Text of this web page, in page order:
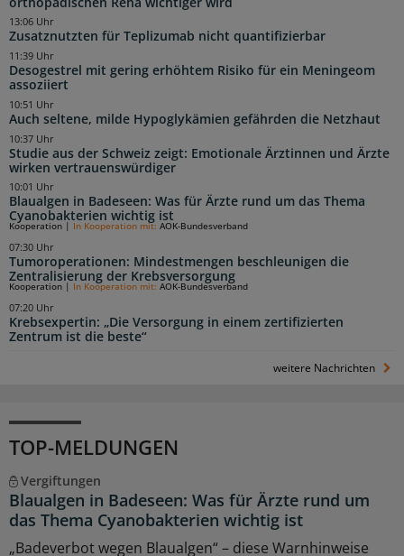
Zusatznutzten für Teplizumab nicht quantifizierbar
13:06 Uhr
Desogestrel mit gering erhöhtem Risiko für ein Meningeom
assoziiert
11:39 Uhr
Auch seltene, milde Hypoglykämien gefährden die Netzhaut
10:51 Uhr
Studie aus der Schweiz zeigt: Emotionale Ärztinnen und Ärzte
wirken vertrauenswürdiger
10:37 Uhr
Blaualgen in Badeseen: Was für Ärzte rund um das Thema
Cyanobakterien wichtig ist
10:01 Uhr
Tumoroperationen: Mindestmengen beschleunigen die
Zentralisierung der Krebsversorgung
Kooperation | In Kooperation mit: AOK-Bundesverband
07:30 Uhr
Krebsexpertin: „Die Versorgung in einem zertifizierten
Zentrum ist die beste“
Kooperation | In Kooperation mit: AOK-Bundesverband
07:20 Uhr
weitere Nachrichten
TOP-MELDUNGEN
Vergiftungen
Blaualgen in Badeseen: Was für Ärzte rund um
das Thema Cyanobakterien wichtig ist
„Badeverbot wegen Blaualgen“ – diese Warnhinweise